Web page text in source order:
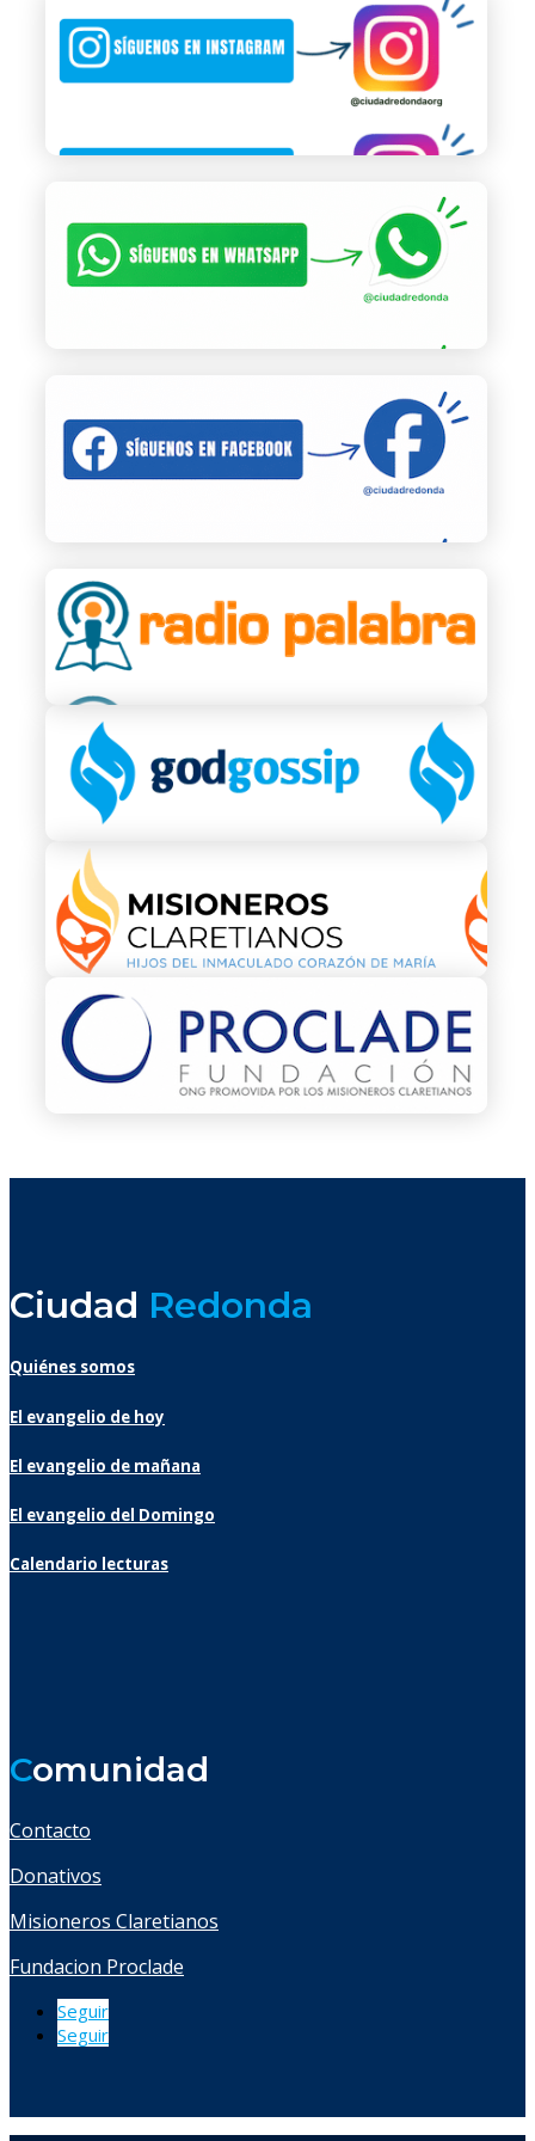
Ciudad Redonda
Quiénes somos
El evangelio de hoy
El evangelio de mañana
El evangelio del Domingo
Calendario lecturas
Comunidad
Contacto
Donativos
Misioneros Claretianos
Fundacion Proclade
Seguir
Seguir